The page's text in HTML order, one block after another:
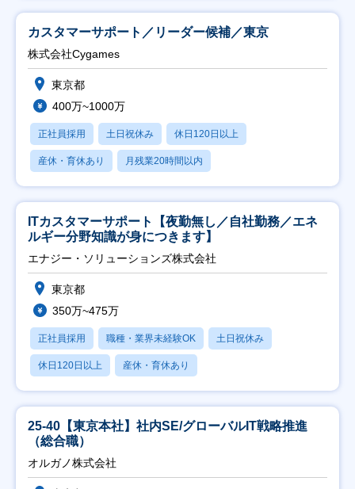
カスタマーサポート／リーダー候補／東京
株式会社Cygames
東京都
400万~1000万
正社員採用 土日祝休み 休日120日以上
産休・育休あり 月残業20時間以内
ITカスタマーサポート【夜勤無し／自社勤務／エネ
ルギー分野知識が身につきます】
エナジー・ソリューションズ株式会社
東京都
350万~475万
正社員採用 職種・業界未経験OK 土日祝休み
休日120日以上 産休・育休あり
25-40【東京本社】社内SE/グローバルIT戦略推進
（総合職）
オルガノ株式会社